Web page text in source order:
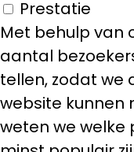
Prestatie
Met behulp van
aantal
tellen, zodat we
website kunnen
weten we